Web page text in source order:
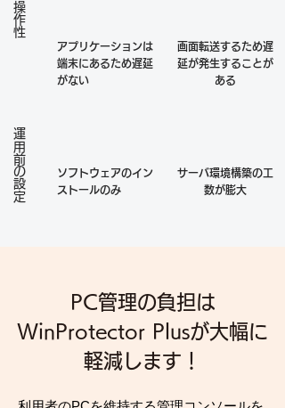
操作性
アプリケーションは
端末にあるため遅延
がない
画面転送するため遅
延が発生することが
ある
運用前の設定
ソフトウェアのイン
ストールのみ
サーバ環境構築の工
数が膨大
PC管理の負担は
WinProtector Plusが大幅に
軽減します！